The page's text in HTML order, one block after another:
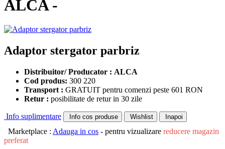
ALCA -
Adaptor stergator parbriz
Distribuitor/ Producator : ALCA
Cod produs: 300 220
Transport : GRATUIT pentru comenzi peste 601 RON
Retur : posibilitate de retur in 30 zile
Info suplimentare Info cos produse Wishlist Inapoi
Marketplace : Adauga in cos - pentru vizualizare reducere magazin
preferat